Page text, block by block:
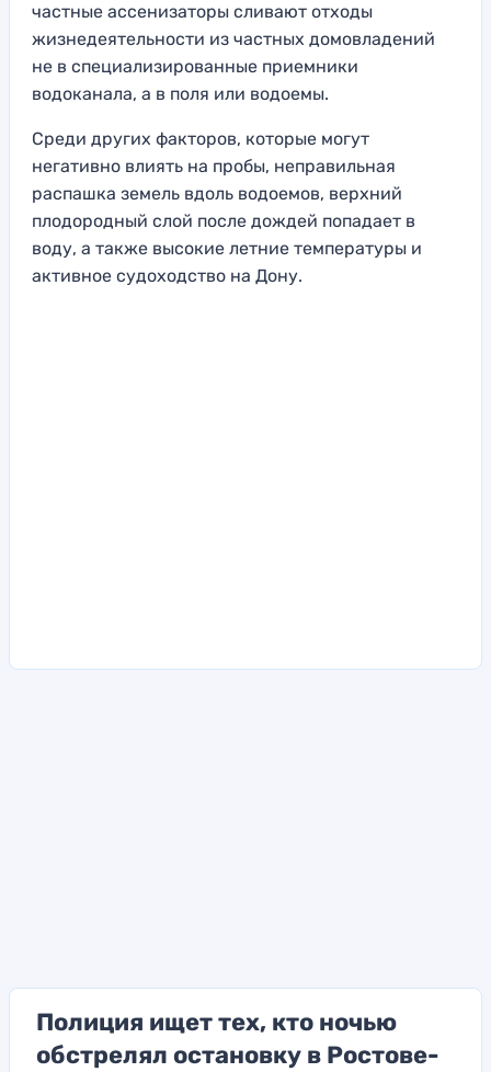
частные ассенизаторы сливают отходы
жизнедеятельности из частных домовладений
не в специализированные приемники
водоканала, а в поля или водоемы.
Среди других факторов, которые могут
негативно влиять на пробы, неправильная
распашка земель вдоль водоемов, верхний
плодородный слой после дождей попадает в
воду, а также высокие летние температуры и
активное судоходство на Дону.
Полиция ищет тех, кто ночью
обстрелял остановку в Ростове-